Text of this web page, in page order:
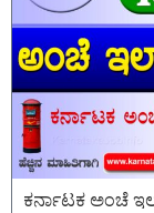
ಕರ್ನಾಟಕ ಅಂಚೆ